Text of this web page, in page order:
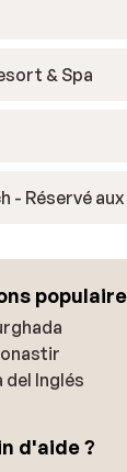
& Spa
- Réservé
del Inglés
d'aide ?